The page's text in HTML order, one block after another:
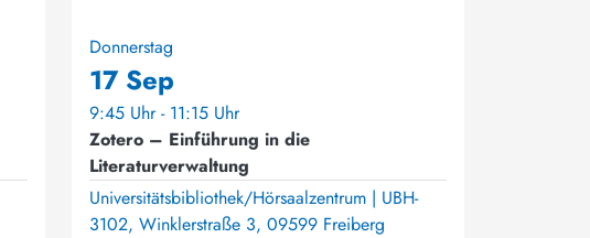
Donnerstag
17 Sep
9:45 Uhr - 11:15 Uhr
Zotero – Einführung in die
Literaturverwaltung
Universitätsbibliothek/Hörsaalzentrum | UBH-
3102, Winklerstraße 3, 09599 Freiberg